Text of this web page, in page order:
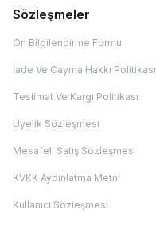
Sözleşmeler
Ön Bilgilendirme Formu
İade Ve Cayma Hakkı Politikası
Teslimat Ve Kargı Politikası
Üyelik Sözleşmesi
Mesafeli Satış Sözleşmesi
KVKK Aydınlatma Metni
Kullanıcı Sözleşmesi